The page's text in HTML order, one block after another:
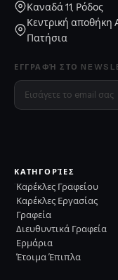
Καναδά 11, Ρόδος
Κεντρική
Πατήσια
ΕΓΓΡΑΦΉ ΣΤΟ
ΚΑΤΗΓΟΡΊΕΣ
Καρέκλες Γραφείου
Καρέκλες Εργασίας
Γραφεία
Διευθυντικά Γραφεία
Ερμάρια
Έτοιμα Έπιπλα